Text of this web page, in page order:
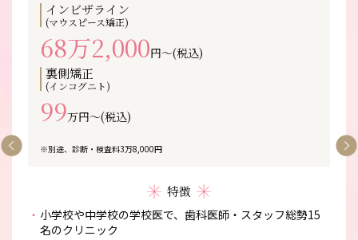
インビザライン
(マウスピース矯正)
68万2,000円〜(税込)
裏側矯正
(インコグニト)
99万円〜(税込)
※別途、診断・検査料3万8,000円
特徴
小学校や中学校の学校医で、歯科医師・スタッフ総勢15
名のクリニック